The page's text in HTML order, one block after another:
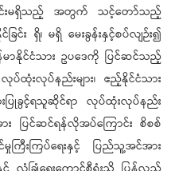
င်းမရှိသည့် အတွက် သင့်တော်သည့်
ြင်း ရှိ၊ မရှိ မေးခွန်းနှင့်စပ်လျဉ်း၍
မာနိုင်ငံသား ဥပဒေကို ပြင်ဆင်သည့်
ထုံးလုပ်နည်းများ၊ ဧည့်နိုင်ငံသား
ပြုခွင့်ရသူဆိုင်ရာ လုပ်ထုံးလုပ်နည်း
ား ပြင်ဆင်ရန်လိုအပ်ကြောင်း စိစစ်
ကြီးကြပ်ရေးနှင့် ပြည်သူ့အင်အား